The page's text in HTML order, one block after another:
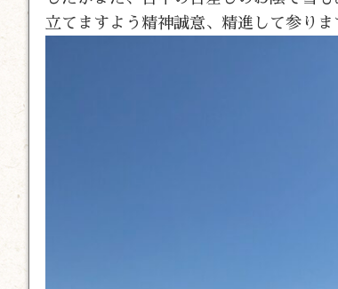
立てますよう精神誠意、精進して参りま